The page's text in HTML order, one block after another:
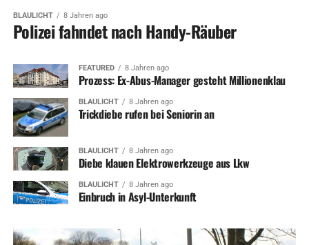
BLAULICHT 8 Jahren ago
Polizei fahndet nach Handy-Räuber
FEATURED 8 Jahren ago
Prozess: Ex-Abus-Manager gesteht Millionenklau
BLAULICHT 8 Jahren ago
Trickdiebe rufen bei Seniorin an
BLAULICHT 8 Jahren ago
Diebe klauen Elektrowerkzeuge aus Lkw
BLAULICHT 8 Jahren ago
Einbruch in Asyl-Unterkunft